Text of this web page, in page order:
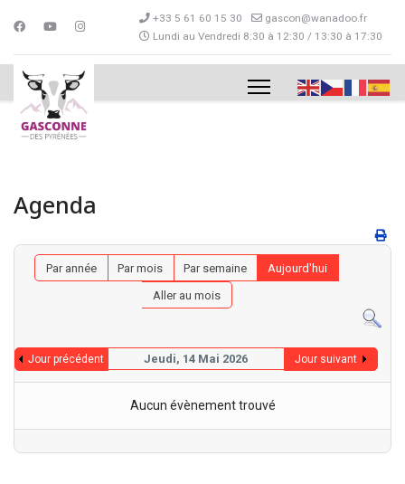
+33 5 61 60 15 30
gascon@wanadoo.fr
Lundi au Vendredi 8:30 à 12:30 / 13:30 à 17:30
Agenda
Par année Par mois Par semaine
Aujourd'hui
Aller au mois
Jour précédent Jeudi, 14 Mai 2026 Jour suivant
Aucun évènement trouvé